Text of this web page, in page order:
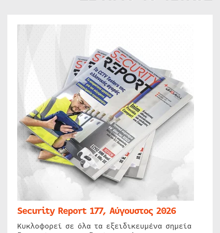
Security Report 177, Αύγουστος 2026
Κυκλοφορεί σε όλα τα εξειδικευμένα σημεία